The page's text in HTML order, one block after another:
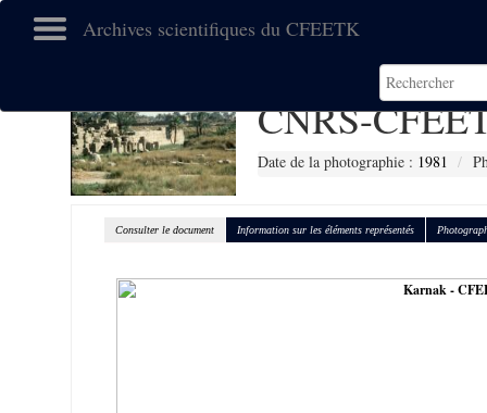
Archives scientifiques du CFEETK
CNRS-
Date de la photographie : 1981
Consulter le document Information sur les éléments représentés